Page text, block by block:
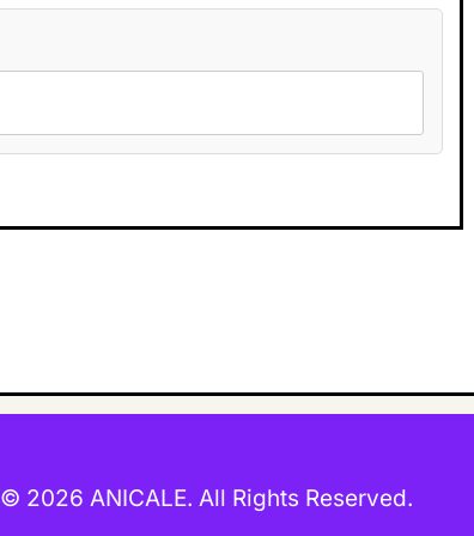
© 2026 ANICALE. All Rights Reserved.